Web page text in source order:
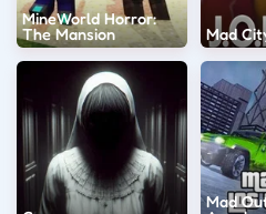
MineWorld Horror:
The Mansion
Mad
Mad